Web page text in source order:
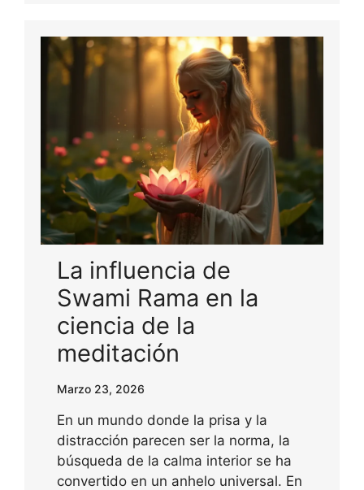
La influencia de
Swami Rama en la
ciencia de la
meditación
Marzo 23, 2026
En un mundo donde la prisa y la
distracción parecen ser la norma, la
búsqueda de la calma interior se ha
convertido en un anhelo universal. En